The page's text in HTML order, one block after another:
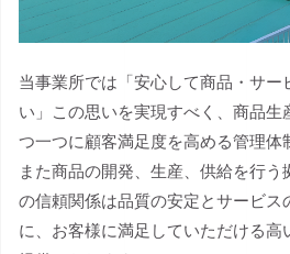
当事業所では「安心して商品・サー
い」この思いを実現すべく、商品生
つ一つに顧客満足度を高める管理体
また商品の開発、生産、供給を行う
の信頼関係は品質の安定とサービス
に、お客様に満足していただける高